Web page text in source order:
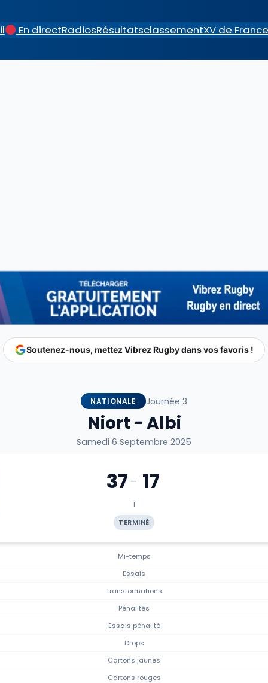
En directRadiosRésultatsclassementXV de France
Soutenez-nous, mettez Vibrez Rugby dans vos favoris !
NATIONALE Journée 3
Niort - Albi
Samedi 6 Septembre 2025
37- 17
T
TERMINÉ
Mi-temps
Essais
Transformations
Pénalités
Essais pénalité
Drops
Cartons jaunes
Cartons rouges